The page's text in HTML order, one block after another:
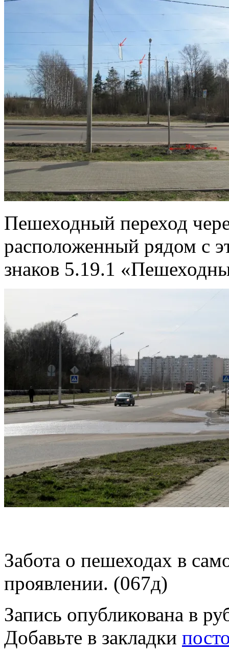
Пешеходный переход
расположенный рядом с
знаков 5.19.1
Забота о пешеходах в
проявлении. (067д)
Запись опубликована в
Добавьте в закладки